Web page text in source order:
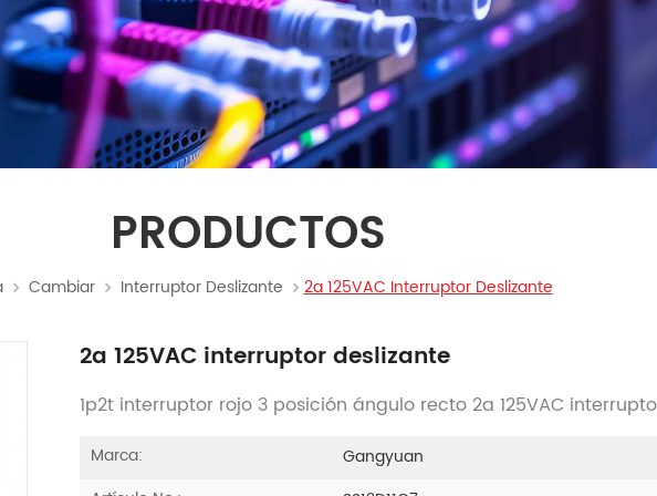
PRODUCTOS
Cambiar Interruptor Deslizante 2a 125VAC Interruptor Deslizante
2a 125VAC interruptor deslizante
1p2t interruptor rojo 3 posición ángulo recto 2a 125VAC
Marca:
Gangyuan